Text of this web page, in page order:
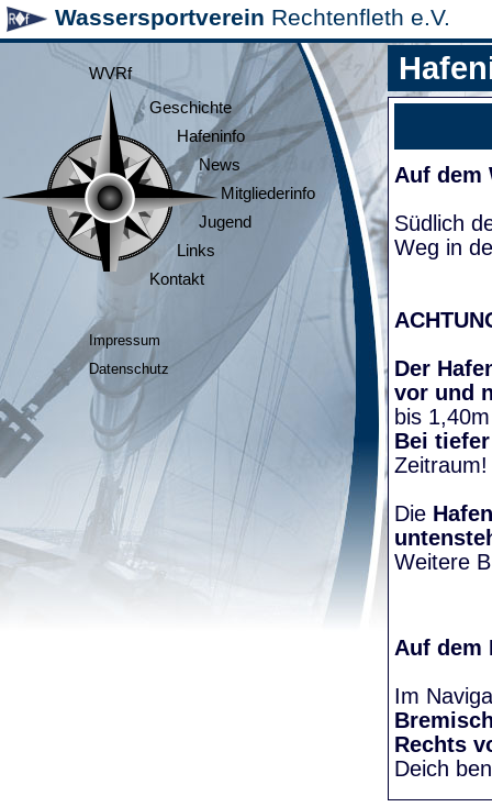
Wassersportverein Rechtenfleth e.V.
WVRf
Geschichte
Hafeninfo
News
Mitgliederinfo
Jugend
Links
Kontakt
Impressum
Datenschutz
Auf dem
Südlich
Weg in
Der
vor und
bis
Bei
Die
Weitere
Auf dem
Im
Rechts
Deich